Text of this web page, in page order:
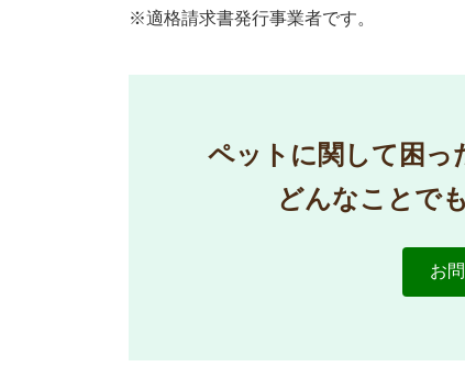
※適格請求書発行事業者です。
ペットに関して困っ
どんなことで
お